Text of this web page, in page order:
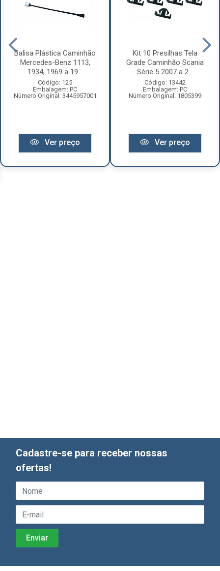
Balisa Plástica Caminhão
Mercedes-Benz 1113,
1934, 1969 a 19...
Código: 125
Embalagem: PC
Número Original: 3445957001
Ver preço
Kit 10 Presilhas Tela
Grade Caminhão Scania
Série 5 2007 a 2...
Código: 13442
Embalagem: PC
Número Original: 1805399
Ver preço
Cadastre-se para receber nossas
ofertas!